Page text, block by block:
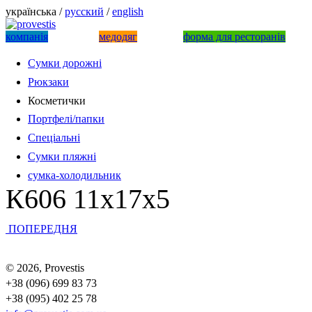
українська /русский /english
компанiя медодяг форма для ресторанів
Сумки дорожні
Рюкзаки
Косметички
Портфелі/папки
Спеціальні
Сумки пляжні
сумка-холодильник
К606 11х17х5
ПОПЕРЕДНЯ
© 2026, Provestis
+38 (096) 699 83 73
+38 (095) 402 25 78